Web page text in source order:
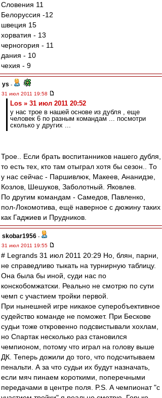
Словения 11
Белоруссия -12
швеция 15
хорватия - 13
черногория - 11
дания - 10
чехия - 9
ys -
31 июл 2011 19:58
Los » 31 июл 2011 20:52
у нас трое в нашей основе из дубля , еще
человек 6 по разным командам ... посмотри
сколько у других ...
Трое.. Если брать воспитанников нашего дубля,
то есть тех, кто там отыграл хотя бы сезон.. То
у нас сейчас - Паршивлюк, Макеев, Ананидзе,
Козлов, Шешуков, Заболотный. Яковлев.
По другим командам - Самедов, Павленко,
пол-Локомотива, ещё наверное с дюжину таких
как Гаджиев и Прудников.
skobar1956 -
31 июл 2011 19:55
# Legrands 31 июл 2011 20:29 Но, блян, парни,
не справедливо тыкать на турнирную таблицу.
Она была бы иной, суди нас по
конскобомжатски. Реально не смотрю по сути
чемп с участием тройки первой.
При нынешней игре никакое суперобъективное
судейство команде не поможет. При Бескове
судьи тоже откровенно подсвистывали хохлам,
но Спартак несколько раз становился
чемпионом, потому что играл на голову выше
ДК. Теперь дожили до того, что подсчитываем
пенальти. А за что судьи их будут назначать,
если мяч пинаем короткими, поперечными
передачами в центре поля. P.S. А чемпионат "с